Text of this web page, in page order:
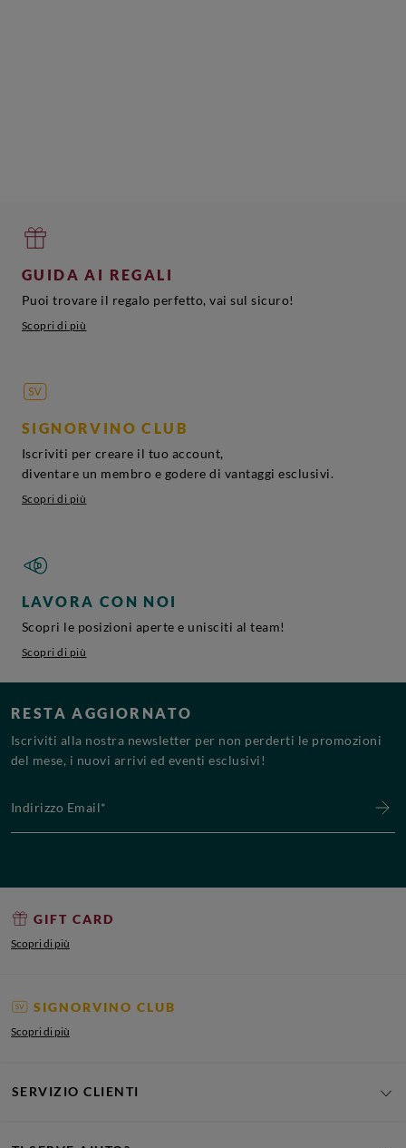
GUIDA AI REGALI
Puoi trovare il regalo perfetto, vai sul sicuro!
Scopri di più
SIGNORVINO CLUB
Iscriviti per creare il tuo account,
diventare un membro e godere di vantaggi esclusivi.
Scopri di più
LAVORA CON NOI
Scopri le posizioni aperte e unisciti al team!
Scopri di più
RESTA AGGIORNATO
Iscriviti alla nostra newsletter per non perderti le promozioni
del mese, i nuovi arrivi ed eventi esclusivi!
GIFT CARD
Scopri di più
SIGNORVINO CLUB
Scopri di più
SERVIZIO CLIENTI